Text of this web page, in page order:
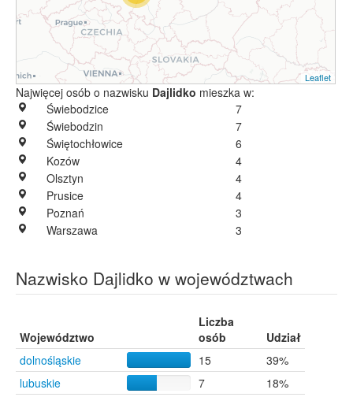
Leaflet
Najwięcej osób o nazwisku Dajlidko mieszka w:
Świebodzice
7
Świebodzin
7
Świętochłowice
6
Kozów
4
Olsztyn
4
Prusice
4
Poznań
3
Warszawa
3
Nazwisko Dajlidko w województwach
Województwo
Liczba
osób
Udział
dolnośląskie
15
39%
lubuskie
7
18%